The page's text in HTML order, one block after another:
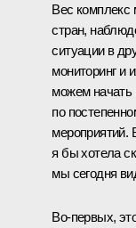
Вес комплекс
стран,
ситуации в
мониторинг и
можем начать
по
мероприятий.
я бы хотела
мы сегодня
Во-первых,